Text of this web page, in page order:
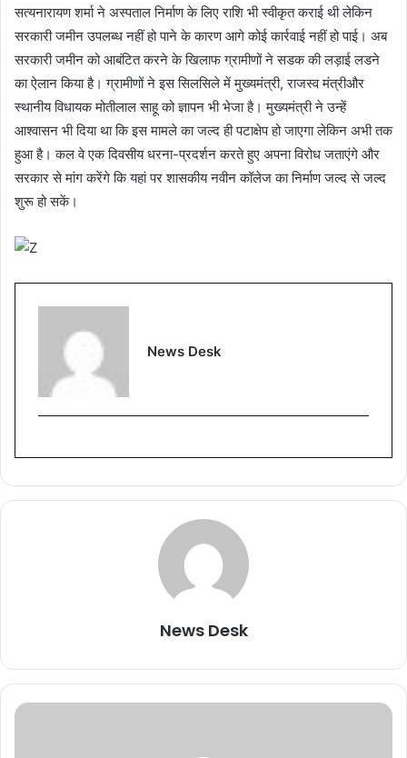
सत्यनारायण शर्मा ने अस्पताल निर्माण के लिए राशि भी स्वीकृत कराई थी लेकिन
सरकारी जमीन उपलब्ध नहीं हो पाने के कारण आगे कोई कार्रवाई नहीं हो पाई। अब
सरकारी जमीन को आबंटित करने के खिलाफ ग्रामीणों ने सडक की लड़ाई लडने
का ऐलान किया है। ग्रामीणों ने इस सिलसिले में मुख्यमंत्री, राजस्व मंत्रीऔर
स्थानीय विधायक मोतीलाल साहू को ज्ञापन भी भेजा है। मुख्यमंत्री ने उन्हें
आश्वासन भी दिया था कि इस मामले का जल्द ही पटाक्षेप हो जाएगा लेकिन अभी तक
हुआ है। कल वे एक दिवसीय धरना-प्रदर्शन करते हुए अपना विरोध जताएंगे और
सरकार से मांग करेंगे कि यहां पर शासकीय नवीन कॉलेज का निर्माण जल्द से जल्द
शुरू हो सकें।
News Desk
News Desk